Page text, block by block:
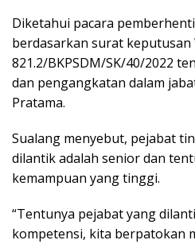
Diketahui pacara
berdasarkan surat keputusan
821.2/BKPSDM/SK/40/2022
dan pengangkatan dalam
Pratama.
Sualang menyebut, pejabat
dilantik adalah senior dan
kemampuan yang tinggi.
“Tentunya pejabat yang
kompetensi, kita berpatokan